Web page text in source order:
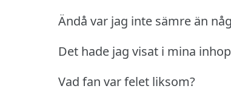
Ändå var jag inte sämre än
Det hade jag visat i mina
Vad fan var felet liksom?